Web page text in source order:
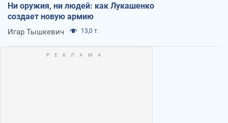
Ни оружия, ни людей: как Лукашенко
создает новую армию
Игар Тышкевич 13,0 т.